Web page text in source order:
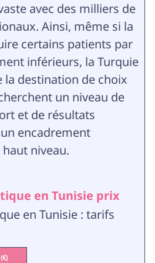
avec des milliers de
Ainsi, même si la
certains patients par
inférieurs, la Turquie
la destination de choix
un niveau de
et de résultats
encadrement
niveau.
en Tunisie prix
en Tunisie : tarifs